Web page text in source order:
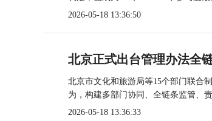
2026-05-18 13:36:50
北京正式出台管理办法全
北京市文化和旅游局等15个部门联合
为，构建多部门协同、全链条监管、
2026-05-18 13:36:33